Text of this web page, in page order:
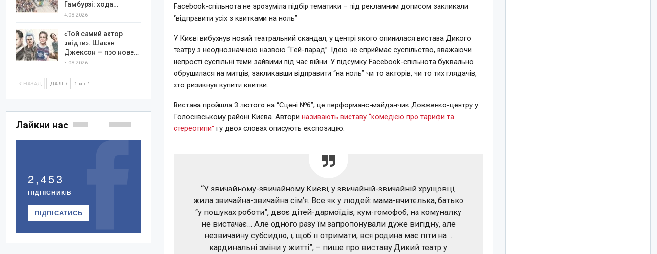
Facebook-спільнота не зрозуміла підбір тематики – під рекламним дописом закликали
“відправити усіх з квитками на ноль”
У Києві вибухнув новий театральний скандал, у центрі якого опинилася вистава Дикого
театру з неоднозначною назвою “Гей-парад”. Ідею не сприймає суспільство, вважаючи
непрості суспільні теми зайвими під час війни. У підсумку Facebook-спільнота буквально
обрушилася на митців, закликавши відправити “на ноль” чи то акторів, чи то тих глядачів,
хто ризикнув купити квитки.
Вистава пройшла 3 лютого на “Сцені №6”, це перформанс-майданчик Довженко-центру у
Голосіївському районі Києва. Авториназивають виставу “комедією про тарифи та
стереотипи” і у двох словах описують експозицію:
“У звичайному-звичайному Києві, у звичайній-звичайній хрущовці,
жила звичайна-звичайна сім’я. Все як у людей: мама-вчителька, батько
“у пошуках роботи”, двоє дітей-дармоїдів, кум-гомофоб, на комуналку
не вистачає… Але одного разу їм запропонували дуже вигідну, але
незвичайну субсидію, і, щоб її отримати, вся родина має піти на…
кардинальні зміни у житті”, – пише про виставу Дикий театр у
Гамбурзі: хода…
4.08.2026
«Той самий актор
звідти»: Шаєнн
Джексон — про нове…
3.08.2026
НАЗАД ДАЛІ 1 из 7
Лайкни нас
2,453
ПІДПІСНИКІВ
ПІДПІСАТИСЬ